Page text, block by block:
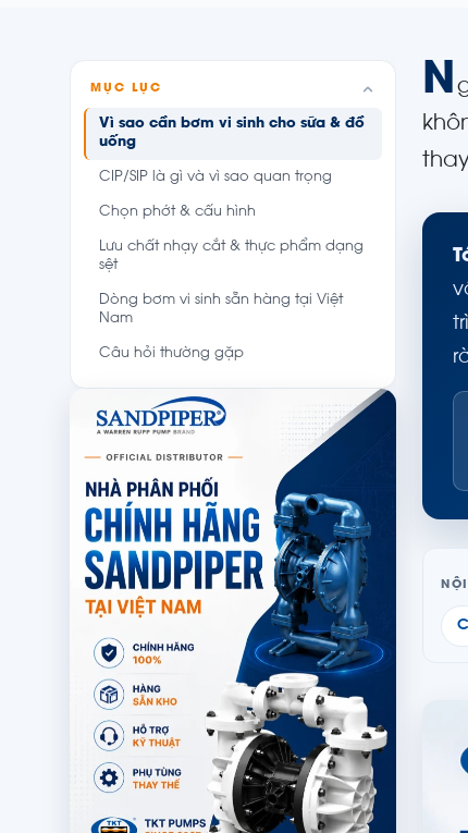
MỤC LỤC
Vì sao cần bơm vi sinh cho sữa & đồ
uống
CIP/SIP là gì và vì sao quan trọng
Chọn phớt & cấu hình
Lưu chất nhạy cắt & thực phẩm dạng
sệt
Dòng bơm vi sinh sẵn hàng tại Việt
Nam
Câu hỏi thường gặp
N